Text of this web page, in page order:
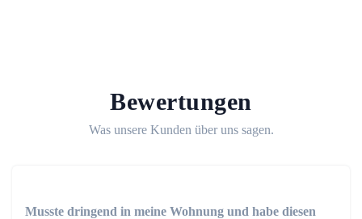
Bewertungen
Was unsere Kunden über uns sagen.
Musste dringend in meine Wohnung und habe diesen